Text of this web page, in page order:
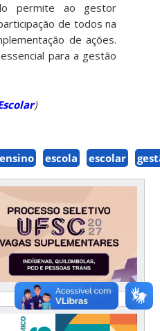
permite ao gestor
de todos na
de ações.
para a gestão
)
ensino escola escolar